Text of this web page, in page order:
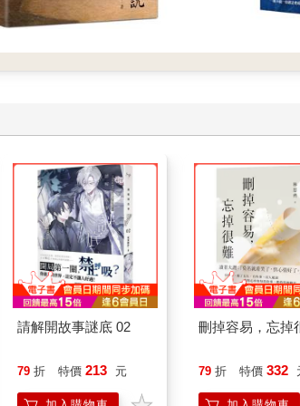
請解開故事謎底 02
79 折 特價 213 元
刪掉容易，忘掉
79 折 特價 332